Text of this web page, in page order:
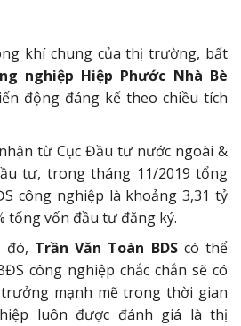
khí chung của thị trường, bất
nghiệp Hiệp Phước Nhà Bè
động đáng kể theo chiều tích
từ Cục Đầu tư nước ngoài &
tư, trong tháng 11/2019 tổng
công nghiệp là khoảng 3,31 tỷ
tổng vốn đầu tư đăng ký.
đó, Trần Văn Toàn BDScó thể
công nghiệp chắc chắn sẽ có
mạnh mẽ trong thời gian
luôn được đánh giá là thị